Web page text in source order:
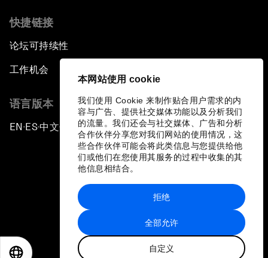
本网站使用 cookie
我们使用 Cookie 来制作贴合用户需求的内
容与广告、提供社交媒体功能以及分析我们
的流量。我们还会与社交媒体、广告和分析
合作伙伴分享您对我们网站的使用情况，这
些合作伙伴可能会将此类信息与您提供给他
们或他们在您使用其服务的过程中收集的其
他信息相结合。
全部允许
自定义
拒绝
快捷链接
论坛可持续性
工作机会
语言版本
EN ▪ ES▪中文▪ 日本語
站点地图
世界经济论坛